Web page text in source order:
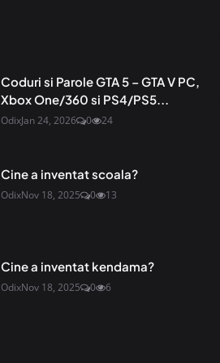
Coduri si Parole GTA 5 – GTA V PC,
Xbox One/360 si PS4/PS5...
OdixJan 24, 2026 0 24
Cine a inventat scoala?
OdixNov 18, 2025 0 13
Cine a inventat kendama?
OdixNov 18, 2025 0 6